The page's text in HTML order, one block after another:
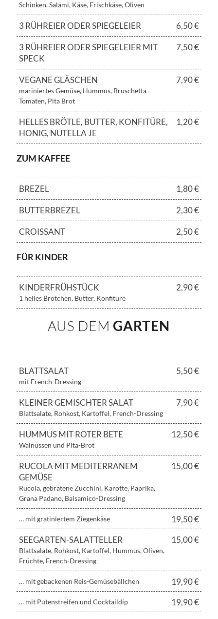
Schinken, Salami, Käse, Frischkäse, Oliven
3 RÜHREIER ODER SPIEGELEIER 6,50 €
3 RÜHREIER ODER SPIEGELEIER MIT
SPECK
7,50 €
VEGANE GLÄSCHEN 7,90 €
mariniertes Gemüse, Hummus, Bruschetta-
Tomaten, Pita Brot
HELLES BRÖTLE, BUTTER, KONFITÜRE,
HONIG, NUTELLA JE
1,20 €
ZUM KAFFEE
BREZEL 1,80 €
BUTTERBREZEL 2,30 €
CROISSANT 2,50 €
FÜR KINDER
KINDERFRÜHSTÜCK 2,90 €
1 helles Brötchen, Butter, Konfitüre
AUS DEMGARTEN
BLATTSALAT 5,50 €
mit French-Dressing
KLEINER GEMISCHTER SALAT 7,90 €
Blattsalate, Rohkost, Kartoffel, French-Dressing
HUMMUS MIT ROTER BETE 12,50 €
Walnüssen und Pita-Brot
RUCOLA MIT MEDITERRANEM
GEMÜSE
15,00 €
Rucola, gebratene Zucchini, Karotte, Paprika,
Grana Padano, Balsamico-Dressing
19,50 €
… mit gratiniertem Ziegenkäse
SEEGARTEN-SALATTELLER 15,00 €
Blattsalate, Rohkost, Kartoffel, Hummus, Oliven,
Früchte, French-Dressing
19,90 €
… mit gebackenen Reis-Gemüsebällchen
19,90 €
… mit Putenstreifen und Cocktaildip